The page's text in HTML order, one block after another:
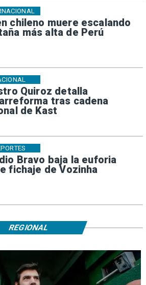
chileno muere escalando
más alta de Perú
Quiroz detalla
tras cadena
de Kast
Bravo baja la euforia
fichaje de Vozinha
REGIONAL